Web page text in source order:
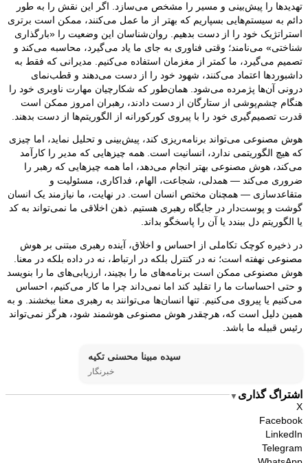
تهدیدها را پیش‌بینی و مسیر را مشخص می‌سازد. اگر این نقش را به طور
دائم به سیستم‌هایی بسپاریم که بهتر از ما عمل می‌کنند، ممکن است برتری
استراتژیک خود را از دست بدهیم. روان‌شناسان این وضعیت را «بارگذاری
شناختی» می‌نامند؛ وقتی فناوری به جای ما یاد می‌گیرد، محاسبه می‌کند و
تصمیم می‌گیرد، ما کمتر از مغزمان استفاده می‌کنیم. مدیرانی که فقط به
داشبوردها اعتماد می‌کنند، شهود خود را از دست می‌دهند و قطب‌نمای
درونی آن‌ها پژمرده می‌شود. همان‌طور که شکارچیان مهارت ناوبری خود را
هنگام چشم‌پوشی از ستارگان از دست دادند، رهبران امروز ممکن است
قدرت تصمیم‌گیری خود را با پیروی کورکورانه از الگوریتم‌ها از دست بدهند.
هوش مصنوعی می‌تواند برنامه‌ریزی کند، پیش‌بینی و تحلیل نماید، اما چیزی
که هیچ الگوریتمی ندارد، انسانیت است. همه چیزهایی که مدیر را کارآمد
می‌کند، هوش مصنوعی بهتر انجام می‌دهد، اما همه چیزهایی که رهبر را
ضروری می‌کند — همدلی، شجاعت، الهام، فداکاری، مسئولیت و
متقاعدسازی — همچنان مختص انسان است. در نهایت، ما نیازمند یک انسان
گوشت و پوست‌دار در جایگاه رهبری هستیم. ذهن اخلاقی ما نمی‌تواند به کد
یا الگوریتم دل ببندد یا آن را پاسخگو بداند.
در ذخیره کوچک تکاملی از احساس و اخلاق، آینده رهبری مبتنی بر هوش
مصنوعی نهفته است؛ نه در کنترل بلکه در ارتباط، نه در داده بلکه در معنا.
هوش مصنوعی ممکن است برنامه‌های ما را بچیند، ارزیابی‌های ما را بنویسد
و حتی احساسات ما را تقلید کند اما نمی‌داند چرا ما کار می‌کنیم، احساس
می‌کنیم یا پیروی می‌کنیم. تنها انسان‌ها می‌توانند به رهبری معنا ببخشند. و به
همین دلیل است که، هرچقدر هوش مصنوعی هوشمند شود، هرگز نمی‌تواند
رئیس قبیله ما باشد.
سیده مبینا محسنی تکیه
خبرنگار
اشتراگ گذاری ▼
X
Facebook
LinkedIn
Telegram